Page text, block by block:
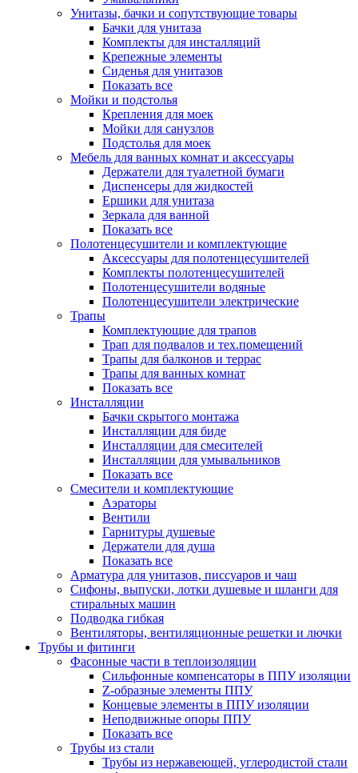
Унитазы, бачки и сопутствующие товары
Бачки для унитаза
Комплекты для инсталляций
Крепежные элементы
Сиденья для унитазов
Показать все
Мойки и подстолья
Крепления для моек
Мойки для санузлов
Подстолья для моек
Мебель для ванных комнат и аксессуары
Держатели для туалетной бумаги
Диспенсеры для жидкостей
Ершики для унитаза
Зеркала для ванной
Показать все
Полотенцесушители и комплектующие
Аксессуары для полотенцесушителей
Комплекты полотенцесушителей
Полотенцесушители водяные
Полотенцесушители электрические
Трапы
Комплектующие для трапов
Трап для подвалов и тех.помещений
Трапы для балконов и террас
Трапы для ванных комнат
Показать все
Инсталляции
Бачки скрытого монтажа
Инсталляции для биде
Инсталляции для смесителей
Инсталляции для умывальников
Показать все
Смесители и комплектующие
Аэраторы
Вентили
Гарнитуры душевые
Держатели для душа
Показать все
Арматура для унитазов, писсуаров и чаш
Сифоны, выпуски, лотки душевые и шланги для
стиральных машин
Подводка гибкая
Вентиляторы, вентиляционные решетки и лючки
Трубы и фитинги
Фасонные части в теплоизоляции
Cильфонные компенсаторы в ППУ изоляции
Z-образные элементы ППУ
Концевые элементы в ППУ изоляции
Неподвижные опоры ППУ
Показать все
Трубы из стали
Трубы из нержавеющей, углеродистой стали